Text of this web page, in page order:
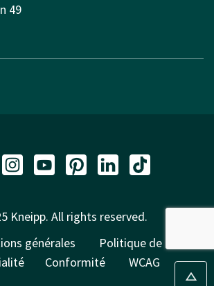
49
Kneipp. All rights reserved.
générales
Politique de
Conformité WCAG